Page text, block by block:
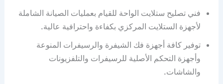
فني تصليح ستلايت الواحة للقيام بعمليات الصيانة الشاملة
لأجهزة الستلايت المركزي بكفاءة واحترافية عالية.
توفير كافة أجهزة فك الشيفرة والرسيفرات المنوعة
وأجهزة التحكم الأصلية للرسيفرات والتلفزيونات
والشاشات.